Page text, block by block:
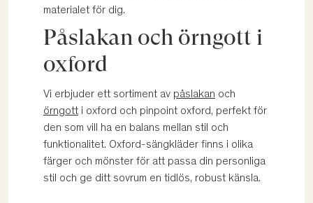
materialet för dig.
Påslakan och örngott i
oxford
Vi erbjuder ett sortiment av påslakan och
örngott i oxford och pinpoint oxford, perfekt för
den som vill ha en balans mellan stil och
funktionalitet. Oxford-sängkläder finns i olika
färger och mönster för att passa din personliga
stil och ge ditt sovrum en tidlös, robust känsla.